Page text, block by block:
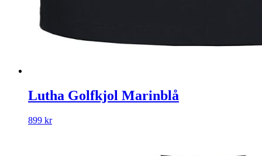
Lutha Golfkjol Marinblå
899 kr